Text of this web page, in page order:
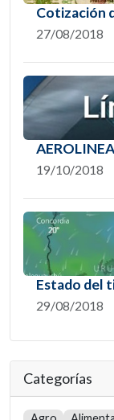
Cotización
27/08/2018
19/10/2018
Estado del
29/08/2018
Categorías